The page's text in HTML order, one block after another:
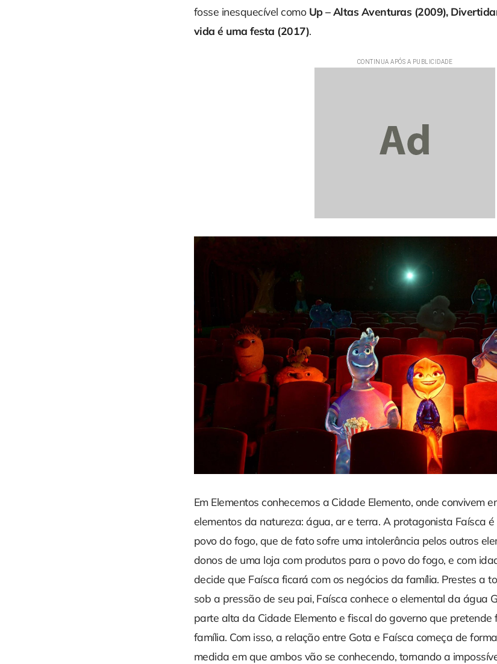
fosse inesquecível como Up – Altas Aventuras (2009),
vida é uma festa (2017).
Em Elementos conhecemos a Cidade Elemento, onde convivem
elementos da natureza: água, ar e terra. A protagonista Faísca
povo do fogo, que de fato sofre uma intolerância pelos outros
donos de uma loja com produtos para o povo do fogo, e com
decide que Faísca ficará com os negócios da família. Prestes a
sob a pressão de seu pai, Faísca conhece o elemental da água
parte alta da Cidade Elemento e fiscal do governo que pretende
família. Com isso, a relação entre Gota e Faísca começa de
medida em que ambos vão se conhecendo, tornando a